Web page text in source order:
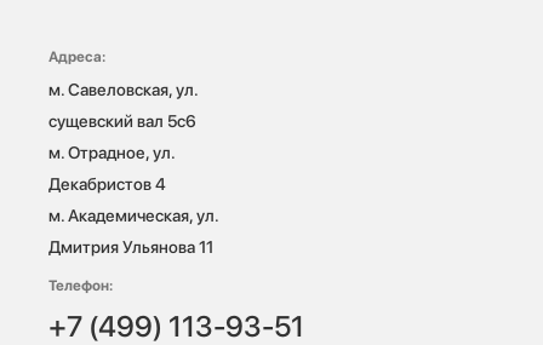
Адреса:
м. Савеловская, ул.
сущевский вал 5с6
м. Отрадное, ул.
Декабристов 4
м. Академическая, ул.
Дмитрия Ульянова 11
Телефон:
+7 (499) 113-93-51